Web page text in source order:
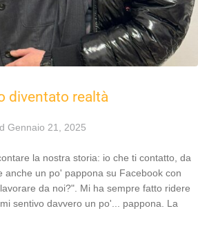
diventato realtà
Gennaio 21, 2025
la nostra storia: io che ti contatto, da
anche un po' pappona su Facebook con
da noi?". Mi ha sempre fatto ridere
sentivo davvero un po'... pappona. La